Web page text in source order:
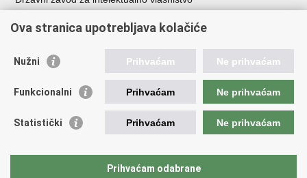
HAKOM
Ostale poveznice
Hrvatski audiovizualni centar
Creative Europe
EU National Institutes for Culture
Međunarodni centar za podvodnu arheologiju u Zadru (MCPA)
Ova stranica upotrebljava kolačiće
Nužni Prihvaćam Ne prihvaćam
Funkcionalni Prihvaćam Ne prihvaćam
Statistički Prihvaćam Ne prihvaćam
Prihvaćam odabrane